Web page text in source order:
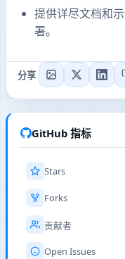
提供详尽文档和
署。
分享
GitHub 指标
Stars
Forks
贡献者
Open Issues